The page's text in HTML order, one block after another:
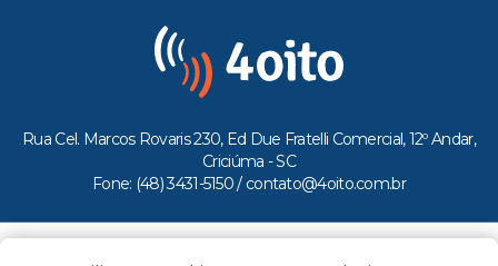
Rua Cel. Marcos Rovaris 230, Ed Due Fratelli Comercial, 12º Andar,
Criciúma - SC
Fone: (48) 3431-5150 / contato@4oito.com.br